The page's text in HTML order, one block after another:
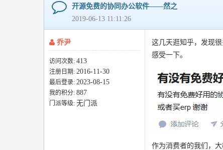
开源免费的协同办公软件——然之
2019-06-13 11:11:26
乔尹
访问次数: 413
注册日期: 2016-11-30
最后登录: 2023-08-15
我的积分: 887
门派等级: 无门派
这几天逛知乎，发现
感受一下。
作为消费者的我们，